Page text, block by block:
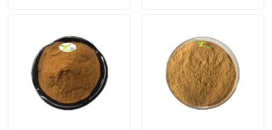
Tentang kami
Tur Pabrik